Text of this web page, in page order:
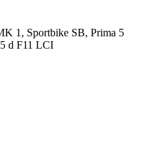
1, Sportbike SB, Prima 5
d F11 LCI